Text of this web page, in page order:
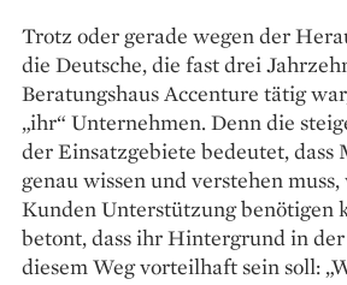
Trotz oder gerade wegen der
die Deutsche, die fast drei
Beratungshaus Accenture tätig
„ihr“ Unternehmen. Denn die
der Einsatzgebiete bedeutet, dass
genau wissen und verstehen
Kunden Unterstützung benötigen
betont, dass ihr Hintergrund in
diesem Weg vorteilhaft sein soll: